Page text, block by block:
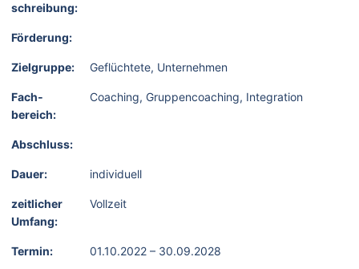
schreibung:
Förderung:
Zielgruppe: Geflüchtete, Unternehmen
Fach­
bereich:
Coaching, Gruppencoaching, Integration
Abschluss:
Dauer: individuell
zeitlicher
Umfang:
Vollzeit
Termin: 01.10.2022 – 30.09.2028